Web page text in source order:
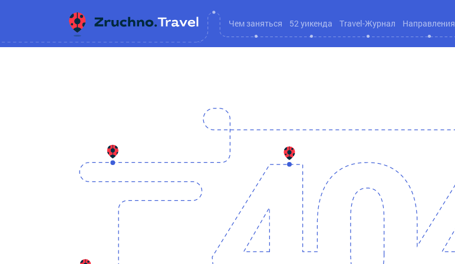
Чем заняться 52 уикенда Travel-Журнал Направления